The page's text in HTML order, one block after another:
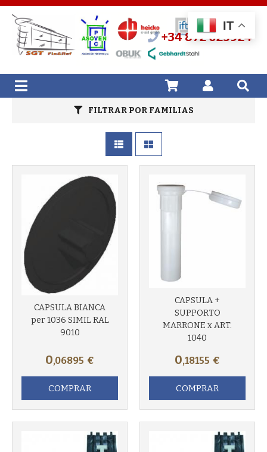
IT
+34 872 025924
FILTRAR POR FAMILIAS
CAPSULA BIANCA
per 1036 SIMIL RAL
9010
0,06895 €
COMPRAR
CAPSULA +
SUPPORTO
MARRONE x ART.
1040
0,18155 €
COMPRAR
Más info Más info
Más info